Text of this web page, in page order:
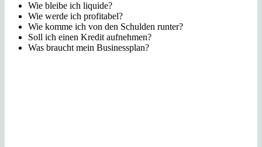
Wie bleibe ich liquide?
Wie werde ich profitabel?
Wie komme ich von den Schulden runter?
Soll ich einen Kredit aufnehmen?
Was braucht mein Businessplan?